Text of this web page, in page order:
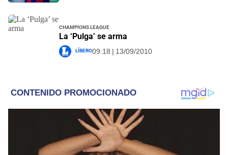
Champions League
La ‘Pulga’ se arma
Líbero09:18 | 13/09/2010